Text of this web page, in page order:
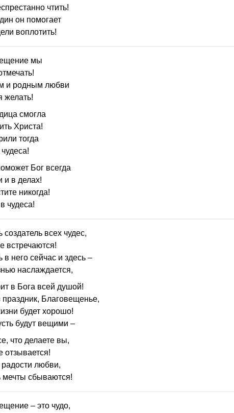
чтить!
он помогает
воплотить!
мы
и родным любви
желать!
смогла
Христа!
тогда
Бог всегда
и в делах!
никогда!
чудеса!
создатель всех чудес,
встречаются!
в него сейчас и здесь –
наслаждается,
в Бога всей душой!
праздник, Благовещенье,
будет хорошо!
будут вещими –
что делаете вы,
отзывается!
любви,
мечты сбываются!
– это чудо,